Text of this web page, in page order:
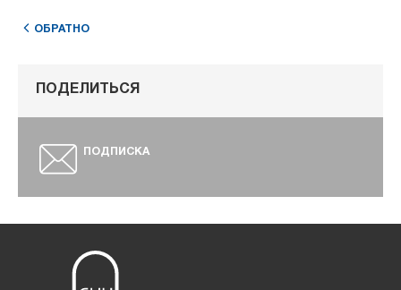
ОБРАТНО
ПОДЕЛИТЬСЯ
ПОДПИСКА